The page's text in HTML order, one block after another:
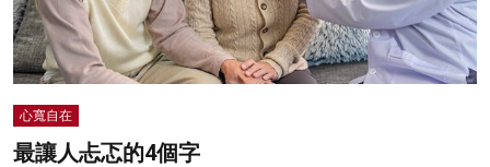
心寬自在
最讓人忐忑的4個字